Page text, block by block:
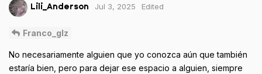
Lili_Anderson Jul 3, 2025 Edited
Franco_glz
No necesariamente alguien que yo conozca aún que también
estaría bien, pero para dejar ese espacio a alguien, siempre